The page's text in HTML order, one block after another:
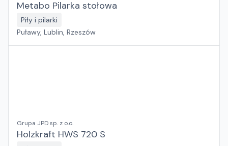
Metabo Pilarka stołowa
Piły i pilarki
Puławy, Lublin, Rzeszów
Grupa JPD sp. z o.o.
Holzkraft HWS 720 S